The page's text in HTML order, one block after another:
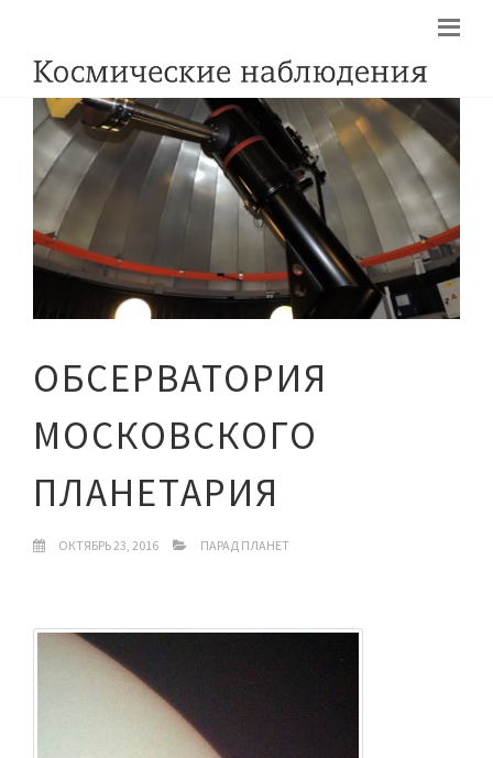
ОБСЕРВАТОРИЯ
МОСКОВСКОГО
ПЛАНЕТАРИЯ
ОКТЯБРЬ 23, 2016 ПАРАД ПЛАНЕТ